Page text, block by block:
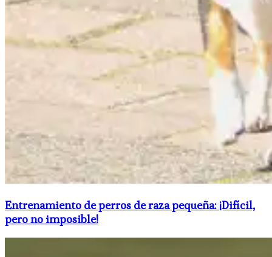
Entrenamiento de perros de raza pequeña: ¡Difícil,
pero no imposible!